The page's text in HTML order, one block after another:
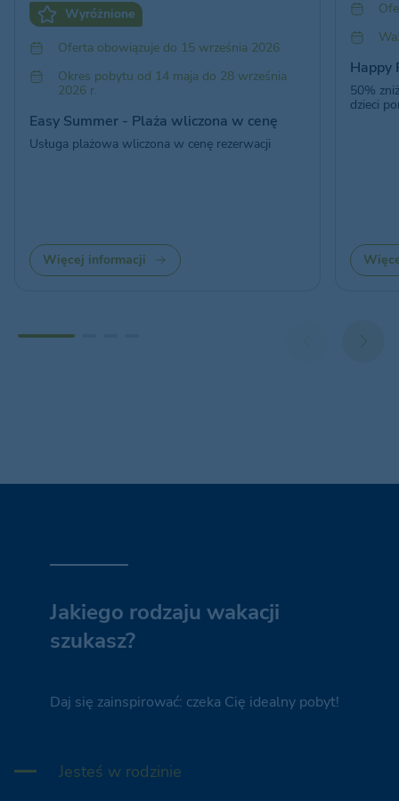
Wyróżnione
Oferta obowiązuje do 15 września 2026
Okres pobytu od 14 maja do 28 września
2026 r.
Easy Summer - Plaża wliczona w cenę
Usługa plażowa wliczona w cenę rezerwacji
Więcej informacji
Happy
50%
dzieci
Jakiego rodzaju wakacji
szukasz?
Daj się zainspirować: czeka Cię idealny pobyt!
Jesteś w rodzinie